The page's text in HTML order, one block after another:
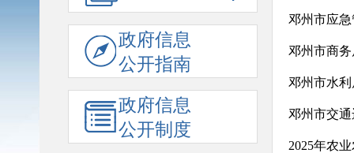
政府信息
公开指南
政府信息
公开制度
邓州市应
邓州市商
邓州市水
邓州市交
2025年农